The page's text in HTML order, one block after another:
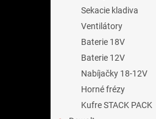
Sekacie kladiva
Ventilátory
Baterie 18V
Baterie 12V
Nabíjačky 18-12V
Horné frézy
Kufre STACK PACK